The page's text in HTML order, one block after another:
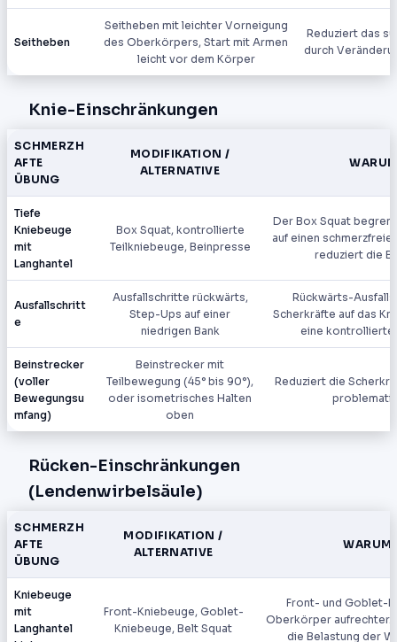
Seitheben
Seitheben mit leichter Vorneigung
des Oberkörpers, Start mit Armen
leicht vor dem Körper
Reduziert das
durch
Knie-Einschränkungen
SCHMERZH
AFTE
ÜBUNG
MODIFIKATION /
ALTERNATIVE
Tiefe
Kniebeuge
mit
Langhantel
Box Squat, kontrollierte
Teilkniebeuge, Beinpresse
Der Box Squat
auf einen
reduziert die
Ausfallschritt
e
Ausfallschritte rückwärts,
Step-Ups auf einer
niedrigen Bank
Rückwärts-
Scherkräfte auf das
eine kontrollierte
Beinstrecker
(voller
Bewegungsu
mfang)
Beinstrecker mit
Teilbewegung (45° bis 90°),
oder isometrisches Halten
oben
Reduziert die
Rücken-Einschränkungen
(Lendenwirbelsäule)
SCHMERZH
AFTE
ÜBUNG
MODIFIKATION /
ALTERNATIVE
WARUM
Kniebeuge
mit
Langhantel
Front-Kniebeuge, Goblet-
Kniebeuge, Belt Squat
Front- und Goblet-
Oberkörper aufrechter.
die Belastung der